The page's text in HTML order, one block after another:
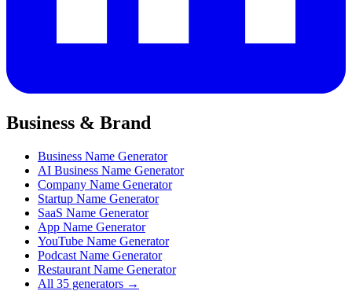
Business & Brand
Business Name Generator
AI Business Name Generator
Company Name Generator
Startup Name Generator
SaaS Name Generator
App Name Generator
YouTube Name Generator
Podcast Name Generator
Restaurant Name Generator
All 35 generators →